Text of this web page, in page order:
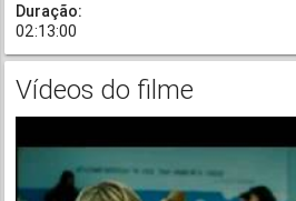
Duração:
02:13:00
Vídeos do filme